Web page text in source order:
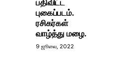
புகைப்படம்.
ரசிகர்கள்
வாழ்த்து மழை.
9 ஜூலை, 2022